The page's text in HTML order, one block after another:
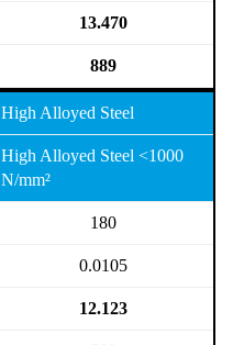
13.470
889
High Alloyed Steel
High Alloyed Steel <1000
N/mm²
180
0.0105
12.123